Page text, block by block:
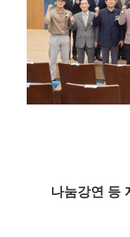
나눔강연 등